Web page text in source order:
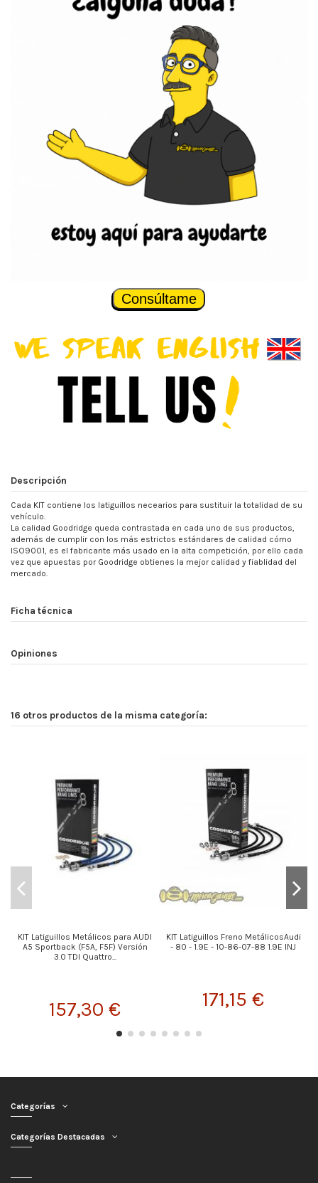
Consúltame
Descripción
Cada KIT contiene los latiguillos necearios para sustituir la totalidad de su
vehículo.
La calidad Goodridge queda contrastada en cada uno de sus productos,
además de cumplir con los más estrictos estándares de calidad cómo
ISO9001, es el fabricante más usado en la alta competición, por ello cada
vez que apuestas por Goodridge obtienes la mejor calidad y fiablidad del
mercado.
Ficha técnica
Opiniones
16 otros productos de la misma categoría:
KIT Latiguillos Metálicos para AUDI
A5 Sportback (F5A, F5F) Versión
3.0 TDI Quattro...
157,30 €
KIT Latiguillos Freno MetálicosAudi
- 80 - 1.9E - 10-86-07-88 1.9E INJ
171,15 €
Categorías
Categorías Destacadas